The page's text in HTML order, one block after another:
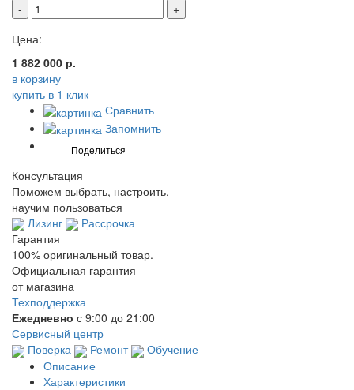
-
+
Цена:
1 882 000 р.
в корзину
купить в 1 клик
Сравнить
Запомнить
Консультация
Поможем выбрать, настроить,
научим пользоваться
Лизинг
Рассрочка
Гарантия
100% оригинальный товар.
Официальная гарантия
от магазина
Техподдержка
Ежедневно с 9:00 до 21:00
Сервисный центр
Поверка
Ремонт
Обучение
Описание
Характеристики